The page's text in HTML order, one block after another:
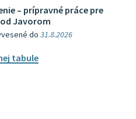
– prípravné práce pre
Javorom
do31.8.2026
tabule